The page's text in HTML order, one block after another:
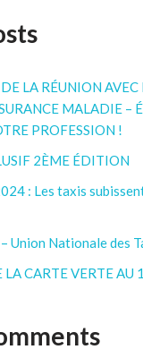
LA RÉUNION AVEC
MALADIE –
PROFESSION !
2ÈME ÉDITION
: Les taxis
Union Nationale des
LA CARTE VERTE AU